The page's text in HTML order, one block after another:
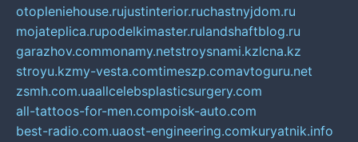
otopleniehouse.rujustinterior.ruchastnyjdom.ru
mojateplica.rupodelkimaster.rulandshaftblog.ru
garazhov.commonamy.netstroysnami.kzlcna.kz
stroyu.kzmy-vesta.comtimeszp.comavtoguru.net
zsmh.com.uaallcelebsplasticsurgery.com
all-tattoos-for-men.compoisk-auto.com
best-radio.com.uaost-engineering.comkuryatnik.info